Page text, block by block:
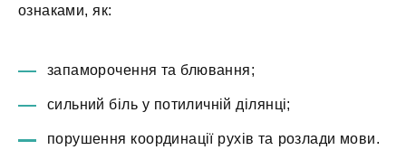
ознаками, як:
запаморочення та блювання;
сильний біль у потиличній ділянці;
порушення координації рухів та розлади мови.